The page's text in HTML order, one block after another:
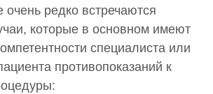
очень редко встречаются
которые в основном имеют
специалиста или
противопоказаний к